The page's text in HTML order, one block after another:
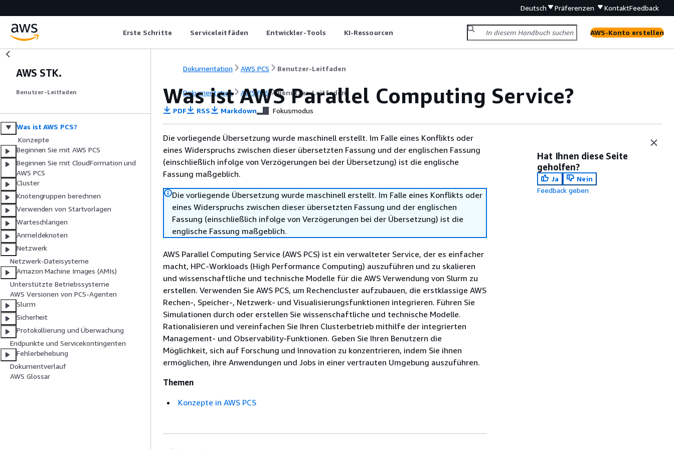
Deutsch Präferenzen KontaktFeedback
Erste Schritte Serviceleitfäden Entwickler-Tools KI-Ressourcen AWS-Konto erstellen
AWS STK.
Benutzer-Leitfaden
Was ist AWS PCS?
Konzepte
Beginnen Sie mit AWS PCS
Beginnen Sie mit CloudFormation und
AWS PCS
Cluster
Knotengruppen berechnen
Verwenden von Startvorlagen
Warteschlangen
Anmeldeknoten
Netzwerk
Netzwerk-Dateisysteme
Amazon Machine Images (AMIs)
Unterstützte Betriebssysteme
AWS Versionen von PCS-Agenten
Slurm
Sicherheit
Protokollierung und Überwachung
Endpunkte und Servicekontingenten
Fehlerbehebung
Dokumentverlauf
AWS Glossar
Dokumentation AWS PCS Benutzer-Leitfaden
Dokumentation AWS PCS Benutzer-Leitfaden
Was ist AWS Parallel Computing Service?
PDF RSS Markdown Fokusmodus
Die vorliegende Übersetzung wurde maschinell erstellt. Im Falle eines Konflikts oder
eines Widerspruchs zwischen dieser übersetzten Fassung und der englischen Fassung
(einschließlich infolge von Verzögerungen bei der Übersetzung) ist die englische
Fassung maßgeblich.
Die vorliegende Übersetzung wurde maschinell erstellt. Im Falle eines Konflikts oder
eines Widerspruchs zwischen dieser übersetzten Fassung und der englischen
Fassung (einschließlich infolge von Verzögerungen bei der Übersetzung) ist die
englische Fassung maßgeblich.
AWS Parallel Computing Service (AWS PCS) ist ein verwalteter Service, der es einfacher
macht, HPC-Workloads (High Performance Computing) auszuführen und zu skalieren
und wissenschaftliche und technische Modelle für die AWS Verwendung von Slurm zu
erstellen. Verwenden Sie AWS PCS, um Rechencluster aufzubauen, die erstklassige AWS
Rechen-, Speicher-, Netzwerk- und Visualisierungsfunktionen integrieren. Führen Sie
Simulationen durch oder erstellen Sie wissenschaftliche und technische Modelle.
Rationalisieren und vereinfachen Sie Ihren Clusterbetrieb mithilfe der integrierten
Management- und Observability-Funktionen. Geben Sie Ihren Benutzern die
Möglichkeit, sich auf Forschung und Innovation zu konzentrieren, indem Sie ihnen
ermöglichen, ihre Anwendungen und Jobs in einer vertrauten Umgebung auszuführen.
Themen
Konzepte in AWS PCS
Hat Ihnen diese Seite
geholfen?
Ja
Nein
Feedback geben